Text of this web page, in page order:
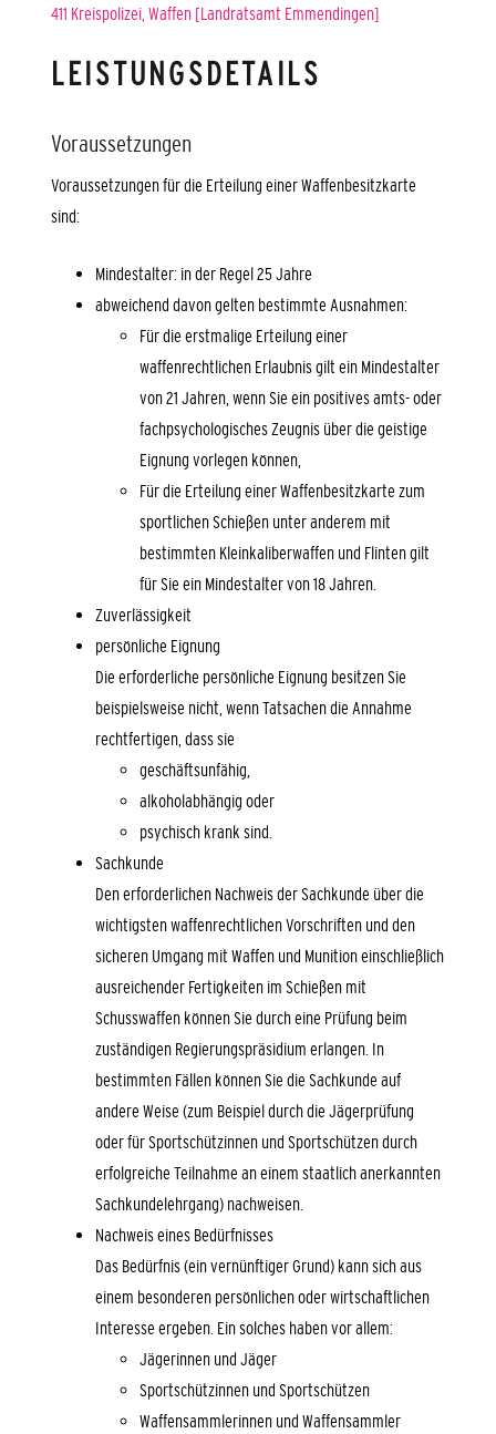
411 Kreispolizei, Waffen [Landratsamt Emmendingen]
LEISTUNGSDETAILS
Voraussetzungen
Voraussetzungen für die Erteilung einer Waffenbesitzkarte
sind:
Mindestalter: in der Regel 25 Jahre
abweichend davon gelten bestimmte Ausnahmen:
Für die erstmalige Erteilung einer
waffenrechtlichen Erlaubnis gilt ein Mindestalter
von 21 Jahren, wenn Sie ein positives amts- oder
fachpsychologisches Zeugnis über die geistige
Eignung vorlegen können,
Für die Erteilung einer Waffenbesitzkarte zum
sportlichen Schießen unter anderem mit
bestimmten Kleinkaliberwaffen und Flinten gilt
für Sie ein Mindestalter von 18 Jahren.
Zuverlässigkeit
persönliche Eignung
Die erforderliche persönliche Eignung besitzen Sie
beispielsweise nicht, wenn Tatsachen die Annahme
rechtfertigen, dass sie
geschäftsunfähig,
alkoholabhängig oder
psychisch krank sind.
Sachkunde
Den erforderlichen Nachweis der Sachkunde über die
wichtigsten waffenrechtlichen Vorschriften und den
sicheren Umgang mit Waffen und Munition einschließlich
ausreichender Fertigkeiten im Schießen mit
Schusswaffen können Sie durch eine Prüfung beim
zuständigen Regierungspräsidium erlangen. In
bestimmten Fällen können Sie die Sachkunde auf
andere Weise (zum Beispiel durch die Jägerprüfung
oder für Sportschützinnen und Sportschützen durch
erfolgreiche Teilnahme an einem staatlich anerkannten
Sachkundelehrgang) nachweisen.
Nachweis eines Bedürfnisses
Das Bedürfnis (ein vernünftiger Grund) kann sich aus
einem besonderen persönlichen oder wirtschaftlichen
Interesse ergeben. Ein solches haben vor allem:
Jägerinnen und Jäger
Sportschützinnen und Sportschützen
Waffensammlerinnen und Waffensammler